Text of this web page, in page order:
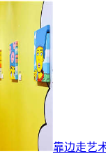
靠边走艺